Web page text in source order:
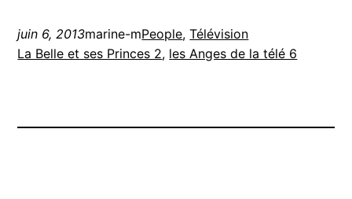
juin 6, 2013marine-mPeople, Télévision
La Belle et ses Princes 2, les Anges de la télé 6